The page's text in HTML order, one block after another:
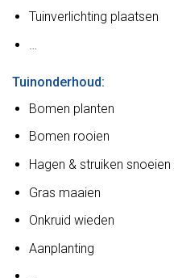
Tuinverlichting plaatsen
…
Tuinonderhoud:
Bomen planten
Bomen rooien
Hagen & struiken snoeien
Gras maaien
Onkruid wieden
Aanplanting